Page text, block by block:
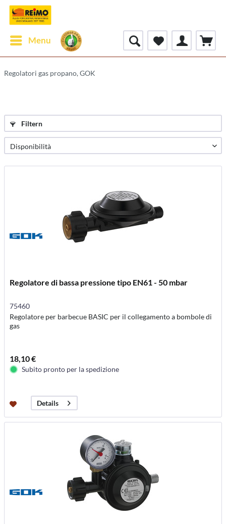
Menu
Regolatori gas propano, GOK
Filtern
Regolatore di bassa pressione tipo EN61 - 50 mbar
75460
Regolatore per barbecue BASIC per il collegamento a bombole di
gas
18,10 €
Subito pronto per la spedizione
Details